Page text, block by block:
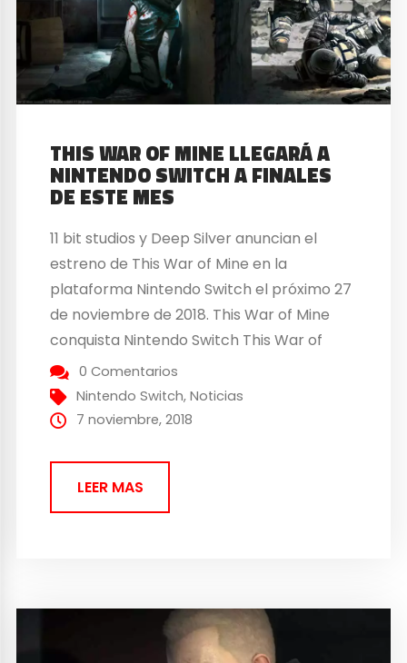
THIS WAR OF MINE LLEGARÁ A
NINTENDO SWITCH A FINALES
DE ESTE MES
11 bit studios y Deep Silver anuncian el
estreno de This War of Mine en la
plataforma Nintendo Switch el próximo 27
de noviembre de 2018. This War of Mine
conquista Nintendo Switch This War of
Mine es un juego de supervivencia que
ofrece una visión alternativa de la guerra:
Supervivientes en tiempos de guerra...
0 Comentarios
Nintendo Switch,Noticias
7 noviembre, 2018
LEER MAS